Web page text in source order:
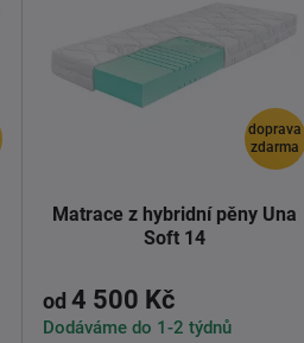
doprava
zdarma
Matrace z hybridní pěny Una
Soft 14
od 4 500 Kč
Dodáváme do 1-2 týdnů